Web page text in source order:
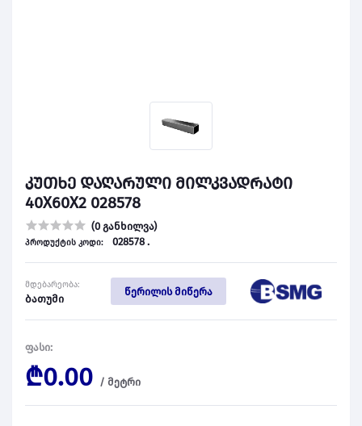
კუთხე დაღარული მილკვადრატი
40X60X2 028578
(0 განხილვა)
პროდუქტის კოდი: 028578 .
მდებარეობა:
ბათუმი
წერილის მიწერა
ფასი:
₾0.00 / მეტრი